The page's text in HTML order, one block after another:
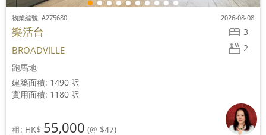
3
2
物業編號: A275680 2026-08-08
樂活台
BROADVILLE
跑馬地
建築面積: 1490 呎
實用面積: 1180 呎
租: HK$ 55,000 (@ $47)